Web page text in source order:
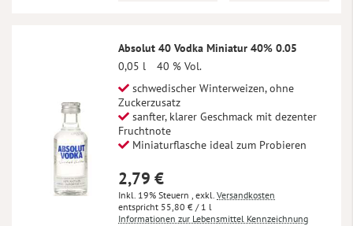
Absolut 40 Vodka Miniatur 40% 0.05
0,05 l
40 % Vol.
schwedischer Winterweizen, ohne
Zuckerzusatz
sanfter, klarer Geschmack mit dezenter
Fruchtnote
Miniaturflasche ideal zum Probieren
2,79 €
Inkl. 19% Steuern , exkl. Versandkosten
55,80 € / 1 l
Informationen zur Lebensmittel Kennzeichnung